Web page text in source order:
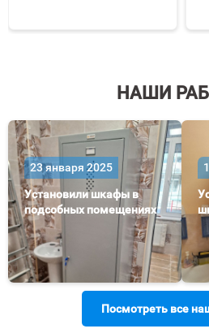
НАШИ
23 января 2025
Установили шкафы в
подсобных помещениях
Посмотреть все